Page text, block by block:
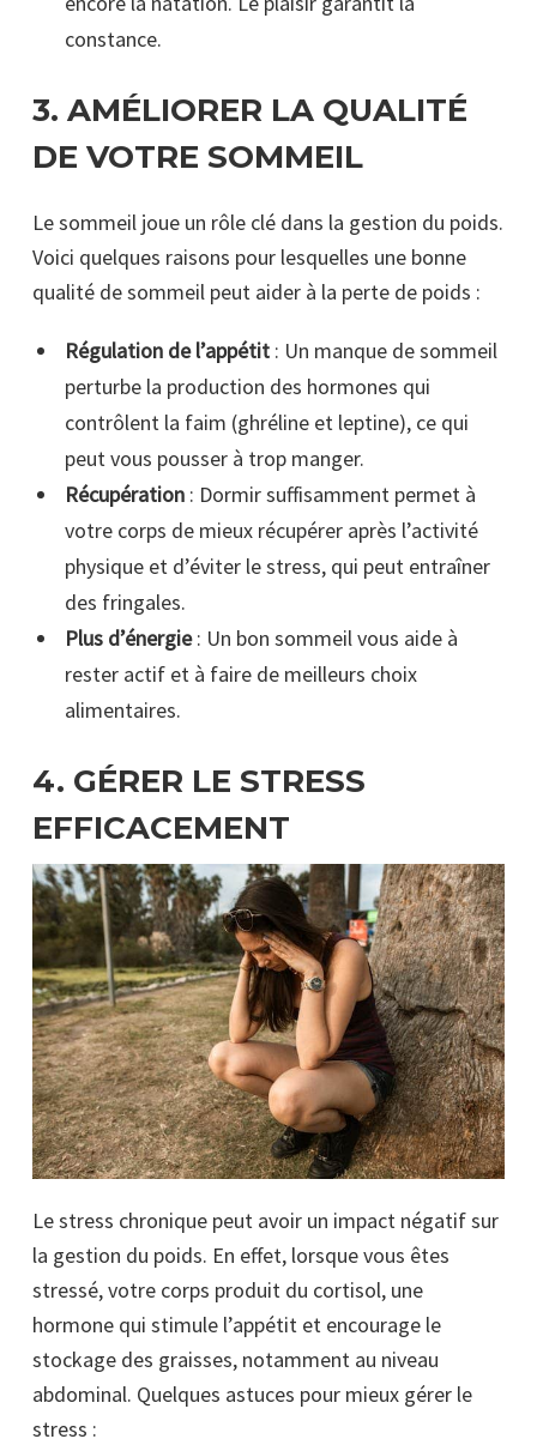
constance.
3. AMÉLIORER LA QUALITÉ
DE VOTRE SOMMEIL
Le sommeil joue un rôle clé dans la gestion du poids.
Voici quelques raisons pour lesquelles une bonne
qualité de sommeil peut aider à la perte de poids :
Régulation de l’appétit: Un manque de sommeil
perturbe la production des hormones qui
contrôlent la faim (ghréline et leptine), ce qui
peut vous pousser à trop manger.
Récupération: Dormir suffisamment permet à
votre corps de mieux récupérer après l’activité
physique et d’éviter le stress, qui peut entraîner
des fringales.
Plus d’énergie: Un bon sommeil vous aide à
rester actif et à faire de meilleurs choix
alimentaires.
4. GÉRER LE STRESS
EFFICACEMENT
Le stress chronique peut avoir un impact négatif sur
la gestion du poids. En effet, lorsque vous êtes
stressé, votre corps produit du cortisol, une
hormone qui stimule l’appétit et encourage le
stockage des graisses, notamment au niveau
abdominal. Quelques astuces pour mieux gérer le
stress :